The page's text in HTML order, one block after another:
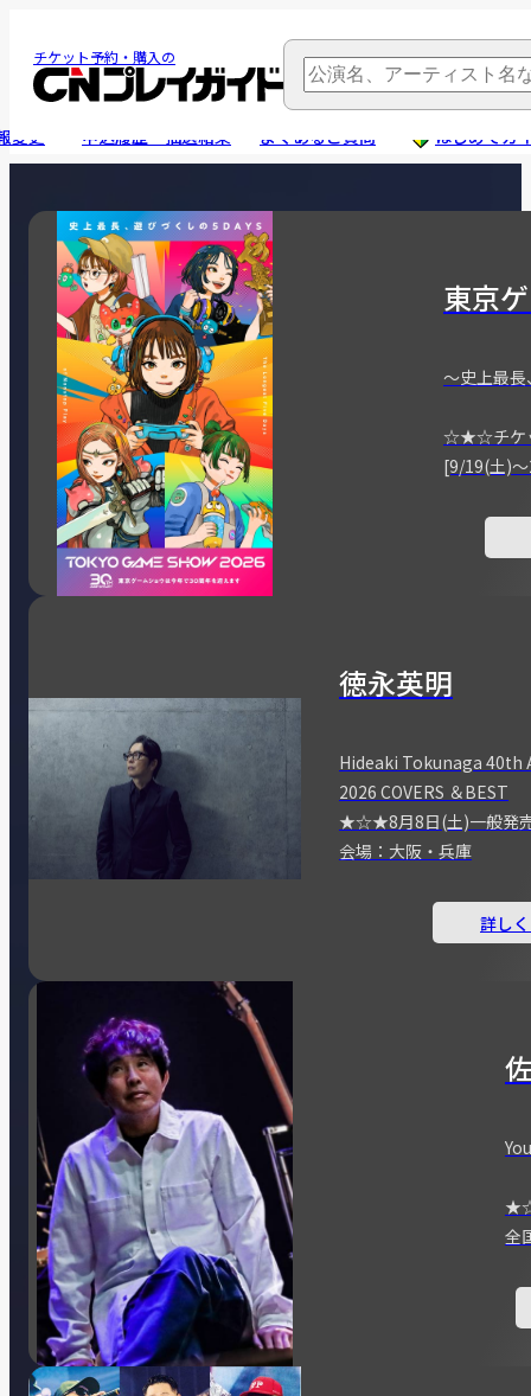
チケット予約・購入の
変更 申込履歴・抽選結果 よくあるご質問 はじめてガ
東京
～史上最長
☆★☆チケ
[9/19(土)
徳永英明
Hideaki Tokunaga 40th
2026 COVERS ＆BEST
★☆★8月8日(土)一般
会場：大阪・兵庫
詳し
全